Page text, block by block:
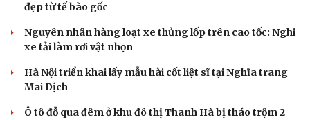
đẹp từ tế bào gốc
Nguyên nhân hàng loạt xe thủng lốp trên cao tốc: Nghi
xe tải làm rơi vật nhọn
Hà Nội triển khai lấy mẫu hài cốt liệt sĩ tại Nghĩa trang
Mai Dịch
Ô tô đỗ qua đêm ở khu đô thị Thanh Hà bị tháo trộm 2